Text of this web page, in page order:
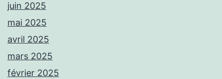
juin 2025
mai 2025
avril 2025
mars 2025
février 2025